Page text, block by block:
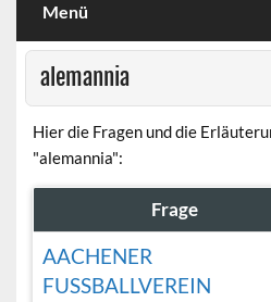
Menü
alemannia
Hier die Fragen und die
"alemannia":
Frage
AACHENER
FUSSBALLVEREIN